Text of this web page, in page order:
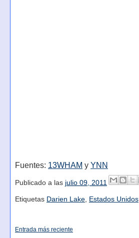
Fuentes: 13WHAM y YNN
Publicado a las julio 09, 2011
Etiquetas Darien Lake, Estados Unidos
Entrada más reciente